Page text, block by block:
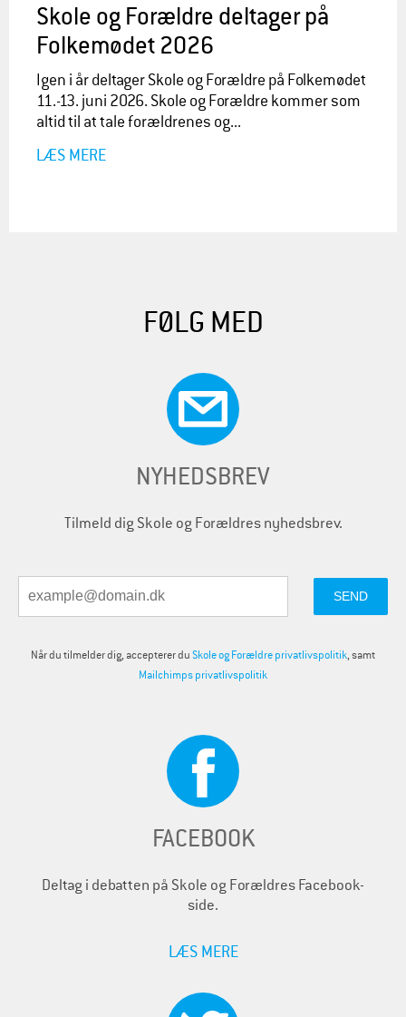
Skole og Forældre deltager på
Folkemødet 2026
Igen i år deltager Skole og Forældre på Folkemødet
11.-13. juni 2026. Skole og Forældre kommer som
altid til at tale forældrenes og...
LÆS MERE
FØLG MED
NYHEDSBREV
Tilmeld dig Skole og Forældres nyhedsbrev.
Når du tilmelder dig, accepterer duSkole og Forældre privatlivspolitik, samt
Mailchimps privatlivspolitik
FACEBOOK
Deltag i debatten på Skole og Forældres Facebook-
side.
LÆS MERE